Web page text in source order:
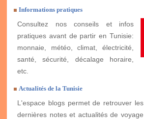
Informations pratiques
Consultez nos conseils et infos
pratiques avant de partir en Tunisie:
monnaie, météo, climat, électricité,
santé, sécurité, décalage horaire,
etc.
Actualités de la Tunisie
L'espace blogs permet de retrouver les
dernières notes et actualités de voyage